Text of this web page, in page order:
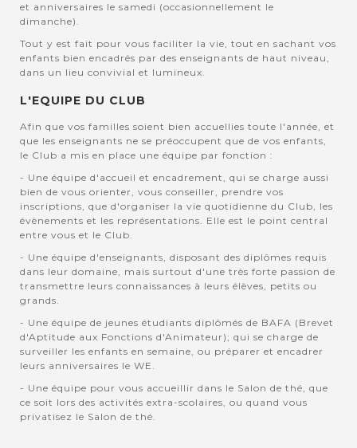
et anniversaires le samedi (occasionnellement le
dimanche).
Tout y est fait pour vous faciliter la vie, tout en sachant vos
enfants bien encadrés par des enseignants de haut niveau,
dans un lieu convivial et lumineux.
L'EQUIPE DU CLUB
Afin que vos familles soient bien accuellies toute l'année, et
que les enseignants ne se préoccupent que de vos enfants,
le Club a mis en place une équipe par fonction :
- Une équipe d'accueil et encadrement, qui se charge aussi
bien de vous orienter, vous conseiller, prendre vos
inscriptions, que d'organiser la vie quotidienne du Club, les
évènements et les représentations. Elle est le point central
entre vous et le Club.
- Une équipe d'enseignants, disposant des diplômes requis
dans leur domaine, mais surtout d'une très forte passion de
transmettre leurs connaissances à leurs élèves, petits ou
grands.
- Une équipe de jeunes étudiants diplômés de BAFA (Brevet
d'Aptitude aux Fonctions d'Animateur); qui se charge de
surveiller les enfants en semaine, ou préparer et encadrer
leurs anniversaires le WE.
- Une équipe pour vous accueillir dans le Salon de thé, que
ce soit lors des activités extra-scolaires, ou quand vous
privatisez le Salon de thé.